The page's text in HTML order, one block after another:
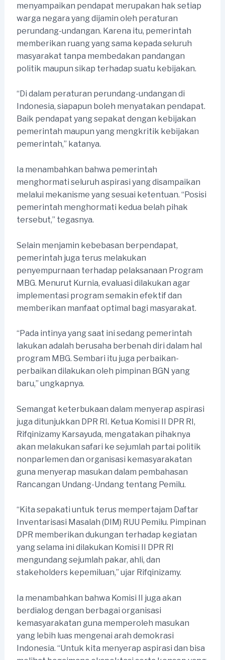
menyampaikan pendapat merupakan hak setiap
warga negara yang dijamin oleh peraturan
perundang-undangan. Karena itu, pemerintah
memberikan ruang yang sama kepada seluruh
masyarakat tanpa membedakan pandangan
politik maupun sikap terhadap suatu kebijakan.
“Di dalam peraturan perundang-undangan di
Indonesia, siapapun boleh menyatakan pendapat.
Baik pendapat yang sepakat dengan kebijakan
pemerintah maupun yang mengkritik kebijakan
pemerintah,” katanya.
Ia menambahkan bahwa pemerintah
menghormati seluruh aspirasi yang disampaikan
melalui mekanisme yang sesuai ketentuan. “Posisi
pemerintah menghormati kedua belah pihak
tersebut,” tegasnya.
Selain menjamin kebebasan berpendapat,
pemerintah juga terus melakukan
penyempurnaan terhadap pelaksanaan Program
MBG. Menurut Kurnia, evaluasi dilakukan agar
implementasi program semakin efektif dan
memberikan manfaat optimal bagi masyarakat.
“Pada intinya yang saat ini sedang pemerintah
lakukan adalah berusaha berbenah diri dalam hal
program MBG. Sembari itu juga perbaikan-
perbaikan dilakukan oleh pimpinan BGN yang
baru,” ungkapnya.
Semangat keterbukaan dalam menyerap aspirasi
juga ditunjukkan DPR RI. Ketua Komisi II DPR RI,
Rifqinizamy Karsayuda, mengatakan pihaknya
akan melakukan safari ke sejumlah partai politik
nonparlemen dan organisasi kemasyarakatan
guna menyerap masukan dalam pembahasan
Rancangan Undang-Undang tentang Pemilu.
“Kita sepakati untuk terus mempertajam Daftar
Inventarisasi Masalah (DIM) RUU Pemilu. Pimpinan
DPR memberikan dukungan terhadap kegiatan
yang selama ini dilakukan Komisi II DPR RI
mengundang sejumlah pakar, ahli, dan
stakeholders kepemiluan,” ujar Rifqinizamy.
Ia menambahkan bahwa Komisi II juga akan
berdialog dengan berbagai organisasi
kemasyarakatan guna memperoleh masukan
yang lebih luas mengenai arah demokrasi
Indonesia. “Untuk kita menyerap aspirasi dan bisa